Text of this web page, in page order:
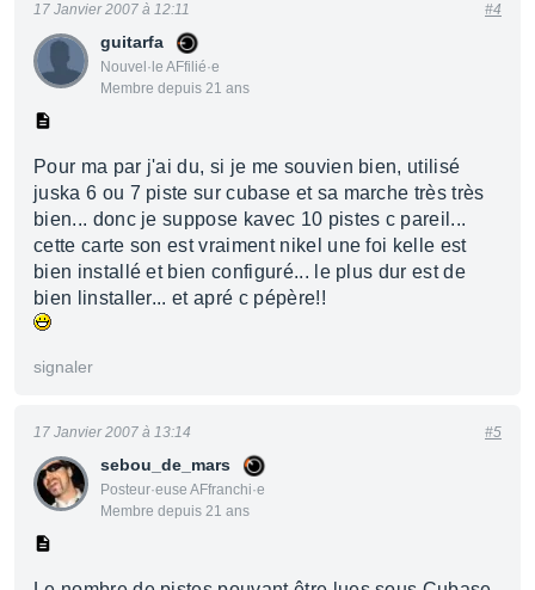
guitarfa
Nouvel·le AFfilié·e
Membre depuis 21 ans
17 Janvier 2007 à 12:11 #4
Pour ma par j'ai du, si je me souvien bien, utilisé
juska 6 ou 7 piste sur cubase et sa marche très très
bien... donc je suppose kavec 10 pistes c pareil...
cette carte son est vraiment nikel une foi kelle est
bien installé et bien configuré... le plus dur est de
bien linstaller... et apré c pépère!!
signaler
sebou_de_mars
Posteur·euse AFfranchi·e
Membre depuis 21 ans
17 Janvier 2007 à 13:14 #5